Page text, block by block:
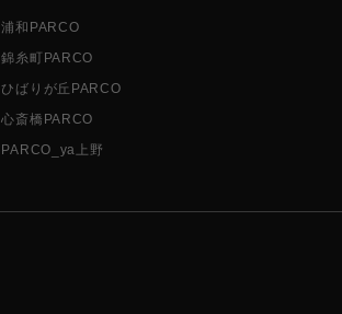
浦和PARCO
錦糸町PARCO
ひばりが丘PARCO
心斎橋PARCO
PARCO_ya上野